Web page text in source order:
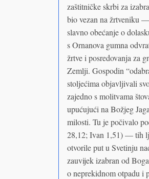
zaštitničke skrbi za
bio vezan na žrtveniku
slavno obećanje o
s Ornanova gumna
žrtve i posredovanja za
Zemlji. Gospodin
stoljećima objavljivali
zajedno s molitvama
upućujući na Božjeg
milosti. Tu je počivalo
28,12; Ivan 1,51) — tih
otvorile put u Svetinju
zauvijek izabran od
o neprekidnom otpadu i